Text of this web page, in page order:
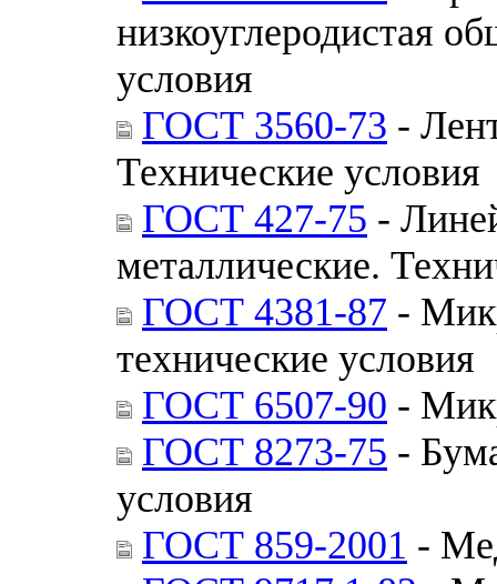
низкоуглеродистая
условия
ГОСТ 3560-73 -
Технические условия
ГОСТ 427-75 -
металлические.
ГОСТ 4381-87 -
технические условия
ГОСТ 6507-90 -
ГОСТ 8273-75 -
условия
ГОСТ 859-2001 -